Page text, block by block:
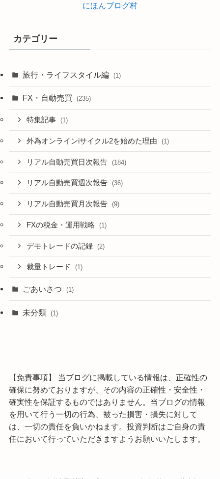
にほんブログ村
カテゴリー
旅行・ライフスタイル編 (1)
FX・自動売買 (235)
特集記事 (1)
外為オンラインiサイクル2を始めた理由 (1)
リアル自動売買日次報告 (184)
リアル自動売買週次報告 (36)
リアル自動売買月次報告 (9)
FXの税金・運用戦略 (1)
デモトレードの記録 (2)
裁量トレード (1)
ごあいさつ (1)
未分類 (1)
【免責事項】 当ブログに掲載している情報は、正確性の
確保に努めておりますが、その内容の正確性・安全性・
確実性を保証するものではありません。当ブログの情報
を用いて行う一切の行為、被った損害・損失に対して
は、一切の責任を負いかねます。投資判断はご自身の責
任において行っていただきますようお願いいたします。